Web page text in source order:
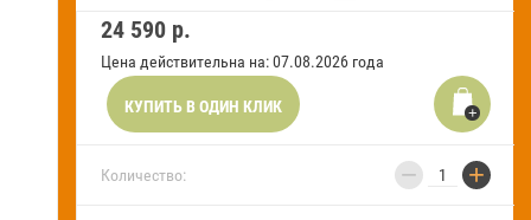
Оплата
получение
Установка
сантехники
24 590 р.
Цена действительна на: 07.08.2026 года
КУПИТЬ В ОДИН КЛИК
Количество: − +